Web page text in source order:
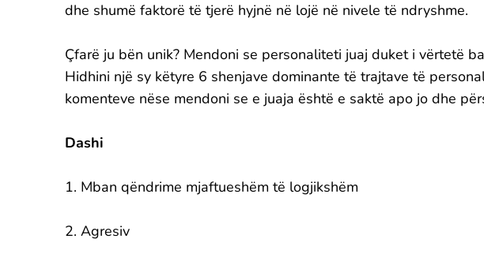
dhe shumë faktorë të tjerë hyjnë në lojë në nivele të ndryshme.
Çfarë ju bën unik? Mendoni se personaliteti juaj duket i vërtetë
Hidhini një sy këtyre 6 shenjave dominante të trajtave të
komenteve nëse mendoni se e juaja është e saktë apo jo dhe
Dashi
1. Mban qëndrime mjaftueshëm të logjikshëm
2. Agresiv